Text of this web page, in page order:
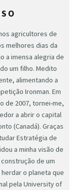
agricultores de
melhores dias da
a imensa alegria de
um filho. Medito
alimentando a
Ironman. Em
de 2007, tornei-me,
a abrir o capital
(Canadá). Graças
Estratégia de
a minha visão de
de um
o planeta que
pela University of